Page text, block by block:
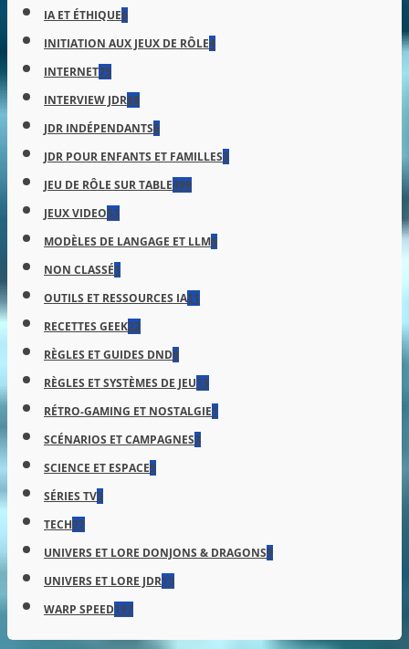
IA ET ÉTHIQUE6
INITIATION AUX JEUX DE RÔLE4
INTERNET75
INTERVIEW JDR68
JDR INDÉPENDANTS6
JDR POUR ENFANTS ET FAMILLES3
JEU DE RÔLE SUR TABLE499
JEUX VIDEO53
MODÈLES DE LANGAGE ET LLM6
NON CLASSÉ1
OUTILS ET RESSOURCES IA11
RECETTES GEEK22
RÈGLES ET GUIDES DND8
RÈGLES ET SYSTÈMES DE JEU13
RÉTRO-GAMING ET NOSTALGIE1
SCÉNARIOS ET CAMPAGNES3
SCIENCE ET ESPACE5
SÉRIES TV3
TECH97
UNIVERS ET LORE DONJONS & DRAGONS9
UNIVERS ET LORE JDR13
WARP SPEED197